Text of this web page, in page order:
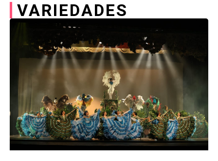
VARIEDADES